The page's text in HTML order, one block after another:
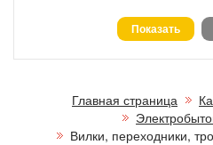
Главная страница
Вилки, переходники,